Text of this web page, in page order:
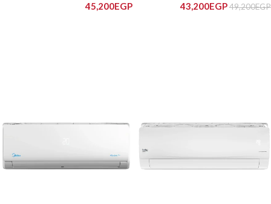
49,200EGP
43,200EGP
45,200EGP